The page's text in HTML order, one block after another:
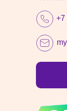
+7